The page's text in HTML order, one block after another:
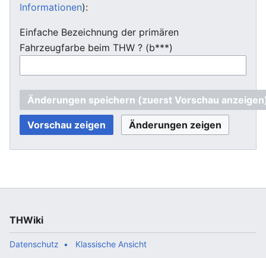
Informationen):
Einfache Bezeichnung der primären
Fahrzeugfarbe beim THW ? (b***)
THWiki
Datenschutz Klassische Ansicht